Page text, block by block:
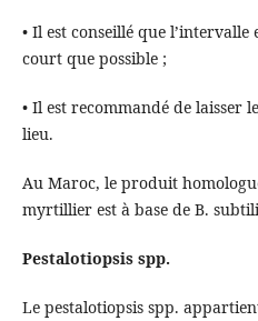
• Il est conseillé que l’intervalle
court que possible ;
• Il est recommandé de laisser
lieu.
Au Maroc, le produit
myrtillier est à base de B.
Pestalotiopsis spp.
Le pestalotiopsis spp.